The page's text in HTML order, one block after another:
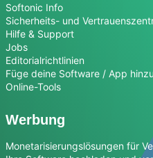
Softonic Info
Sicherheits- und
Hilfe & Support
Jobs
Editorialrichtlinien
Füge deine Software / App hinzu
Online-Tools
Werbung
Monetarisierungslösungen für